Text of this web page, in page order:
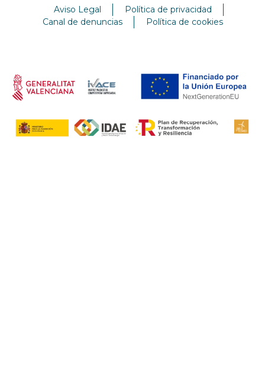
Aviso Legal
Política de privacidad
Canal de denuncias
Política de cookies